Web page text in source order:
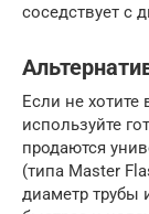
соседствует с
Если не
используйте
продаются
(типа Master
диаметр трубы